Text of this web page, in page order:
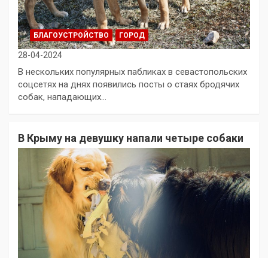
БЛАГОУСТРОЙСТВО ГОРОД
28-04-2024
В нескольких популярных пабликах в севастопольских
соцсетях на днях появились посты о стаях бродячих
собак, нападающих…
В Крыму на девушку напали четыре собаки